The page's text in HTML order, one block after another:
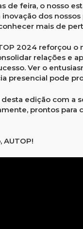
de feira, o nosso
dos
mais de
2024 reforçou o
relações e
Ver o
presencial pode
desta edição com a
prontos
AUTOP!